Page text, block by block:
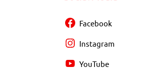
Facebook
Instagram
YouTube